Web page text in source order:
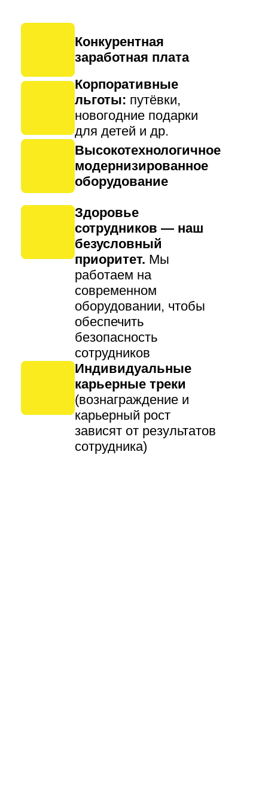
Конкурентная
заработная плата
Корпоративные
льготы: путёвки,
новогодние подарки
для детей и др.
Высокотехнологичное
модернизированное
оборудование
Здоровье
сотрудников — наш
безусловный
приоритет. Мы
работаем на
современном
оборудовании, чтобы
обеспечить
безопасность
сотрудников
Индивидуальные
карьерные треки
(вознаграждение и
карьерный рост
зависят от результатов
сотрудника)